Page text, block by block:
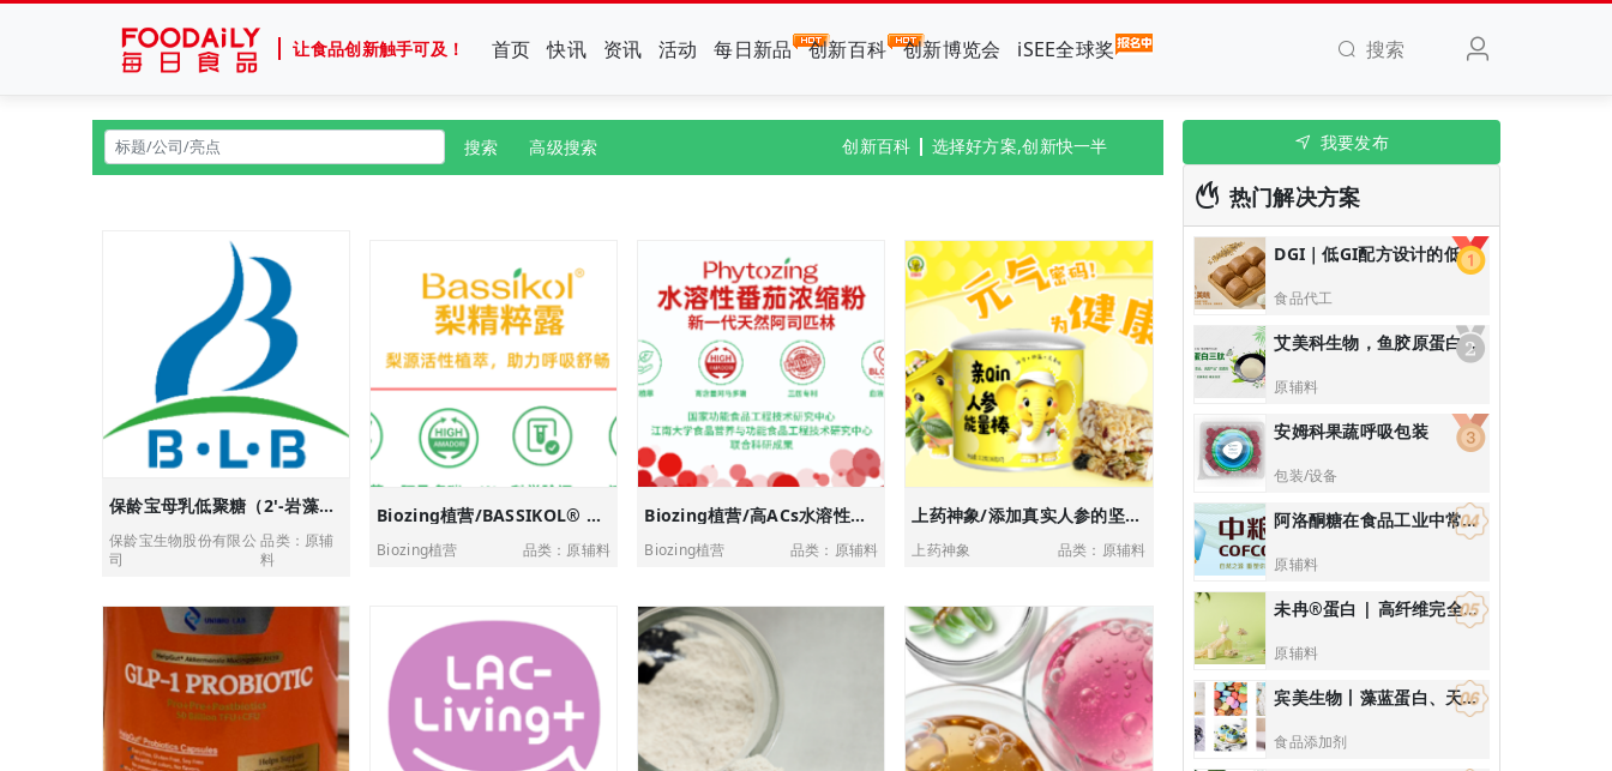
让食品创新触手可及！ 首页 快讯 资讯 活动 每日新品 创新百科 创新博览会 iSEE全球奖 搜索
搜索 高级搜索 创新百科 选择好方案,创新快一半
保龄宝母乳低聚糖（2'-岩藻糖基乳糖）丨肠道健康 增强免疫力
保龄宝生物股份有限公
司
品类：原辅
料
Biozing植营/BASSIKOL® 梨精粹露，来自东方的呼吸润养新方案
Biozing植营 品类：原辅料
Biozing植营/高ACs水溶性番茄浓缩粉/专注血小板健康功能植物基抗栓新方案
Biozing植营 品类：原辅料
上药神象/添加真实人参的坚果能量棒/轻养生滋补解决方案
上药神象 品类：原辅料
我要发布
热门解决方案
DGI｜低GI配方设计的低脂高蛋白高膳食纤维青稞黑全麦馒头/低GI主食解决方案
食品代工
艾美科生物，鱼胶原蛋白三肽|口服美容抗衰产品解决方案
原辅料
安姆科果蔬呼吸包装
包装/设备
阿洛酮糖在食品工业中常用于：无糖饮料、烘焙食品：替代蔗糖降低热量
原辅料
未冉®️蛋白 | 高纤维完全蛋白多场景应用解决方案
原辅料
宾美生物丨藻蓝蛋白、天然花青素等天然色素
食品添加剂